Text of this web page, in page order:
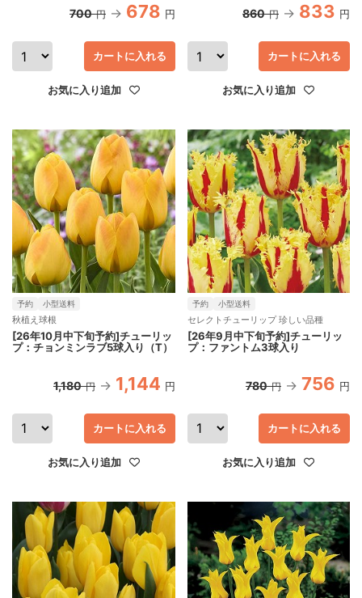
700 円 678 円
お気に入り追加
カートに入れる
860 円 833 円
お気に入り追加
カートに入れる
予約 小型送料
秋植え球根
[26年10月中下旬予約]チューリッ
プ：チョンミンラブ5球入り（T）
1,180 円 1,144 円
お気に入り追加
カートに入れる
予約 小型送料
セレクトチューリップ 珍しい品種
[26年9月中下旬予約]チューリッ
プ：ファントム3球入り
780 円 756 円
お気に入り追加
カートに入れる